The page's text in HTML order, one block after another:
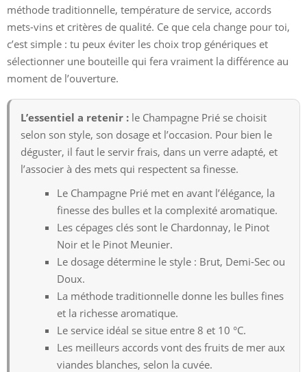
méthode traditionnelle, température de service, accords
mets-vins et critères de qualité. Ce que cela change pour toi,
c’est simple : tu peux éviter les choix trop génériques et
sélectionner une bouteille qui fera vraiment la différence au
moment de l’ouverture.
L’essentiel a retenir : le Champagne Prié se choisit
selon son style, son dosage et l’occasion. Pour bien le
déguster, il faut le servir frais, dans un verre adapté, et
l’associer à des mets qui respectent sa finesse.
Le Champagne Prié met en avant l’élégance, la
finesse des bulles et la complexité aromatique.
Les cépages clés sont le Chardonnay, le Pinot
Noir et le Pinot Meunier.
Le dosage détermine le style : Brut, Demi-Sec ou
Doux.
La méthode traditionnelle donne les bulles fines
et la richesse aromatique.
Le service idéal se situe entre 8 et 10 °C.
Les meilleurs accords vont des fruits de mer aux
viandes blanches, selon la cuvée.